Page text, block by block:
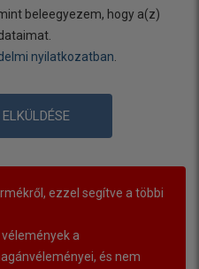
beleegyezem, hogy a(z)
nyilatkozatban
ezzel segítve a többi
a
és nem